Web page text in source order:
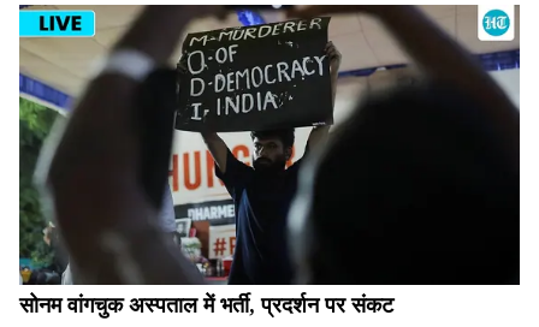
सोनम वांगचुक अस्पताल में भर्ती, प्रदर्शन पर संकट